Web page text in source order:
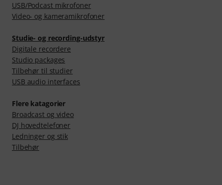
USB/Podcast mikrofoner
Video- og kameramikrofoner
Studie- og recording-udstyr
Digitale recordere
Studio packages
Tilbehør til studier
USB audio interfaces
Flere katagorier
Broadcast og video
DJ hovedtelefoner
Ledninger og stik
Tilbehør